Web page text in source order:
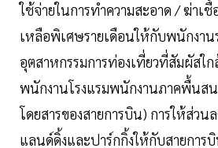
ใช้จ่ายในการทำความสะอาด / ฆ่าเชื้
เหลือพิเศษรายเดือนให้กับพนักงา
อุตสาหกรรมการท่องเที่ยวที่สัมผัสใ
พนักงานโรงแรมพนักงานภาคพื้นส
โดยสารของสายการบิน) การให้ส่วน
แลนด์ดิ้งและปาร์กกิ้งให้กับสายการ